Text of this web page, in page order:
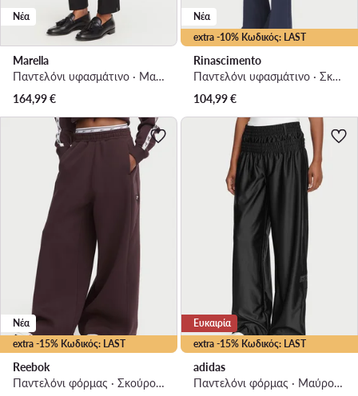
Νέα
Marella
Παντελόνι υφασμάτινο · Μαύρο · Regular Fit
164,99€
extra -10% Κωδικός: LAST
Νέα
Rinascimento
Παντελόνι υφασμάτινο · Σκούρο μπλε · Regular Fit
104,99€
extra -15% Κωδικός: LAST
Νέα
Reebok
Παντελόνι φόρμας · Σκούρο καφέ · Regular Fit
extra -15% Κωδικός: LAST
Ευκαιρία
adidas
Παντελόνι φόρμας · Μαύρο · Relaxed Fit